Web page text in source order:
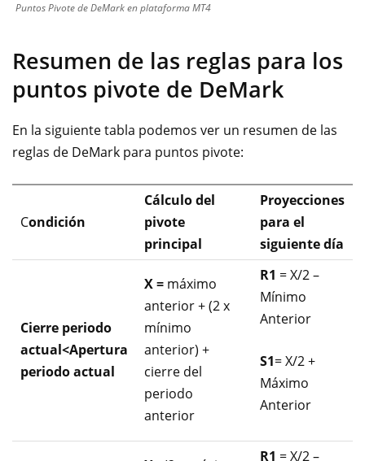
Puntos Pivote de DeMark en plataforma MT4
Resumen de las reglas para los
puntos pivote de DeMark
En la siguiente tabla podemos ver un resumen de las
reglas de DeMark para puntos pivote:
Condición
Cálculo del
pivote
principal
Proyecciones
para el
siguiente día
Cierre periodo
actual<Apertura
periodo actual
X = máximo
anterior + (2 x
mínimo
anterior) +
cierre del
periodo
anterior
R1 = X/2 –
Mínimo
Anterior
S1= X/2 +
Máximo
Anterior
R1 = X/2 –